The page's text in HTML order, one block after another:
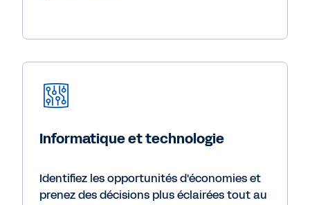
Informatique et technologie
Identifiez les opportunités d'économies et
prenez des décisions plus éclairées tout au